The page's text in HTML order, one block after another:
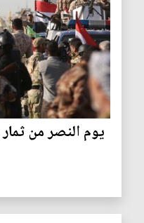
يوم النصر من